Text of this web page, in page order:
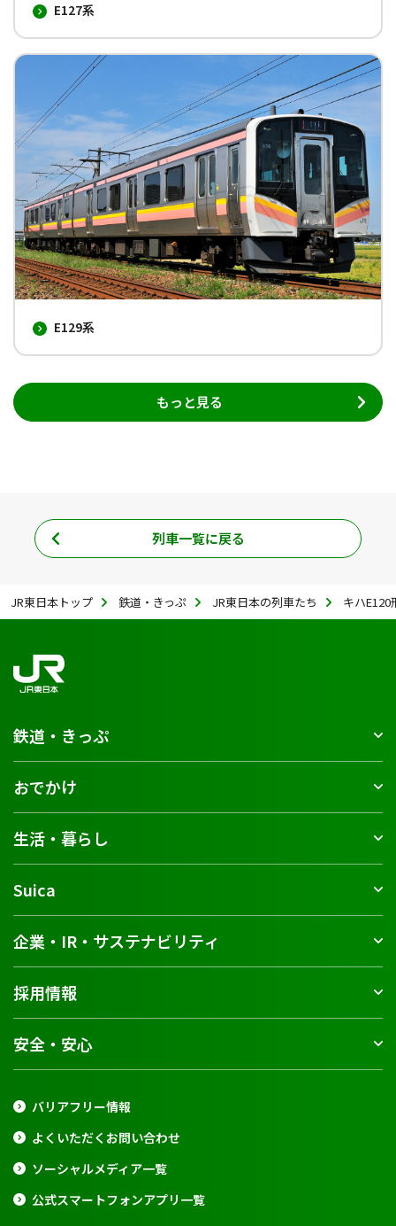
E127系
E129系
もっと見る
列車一覧に戻る
JR東日本トップ 鉄道・きっぷ JR東日本の列車たち キハE120
鉄道・きっぷ
おでかけ
生活・暮らし
Suica
企業・IR・サステナビリティ
採用情報
安全・安心
バリアフリー情報
よくいただくお問い合わせ
ソーシャルメディア一覧
公式スマートフォンアプリ一覧